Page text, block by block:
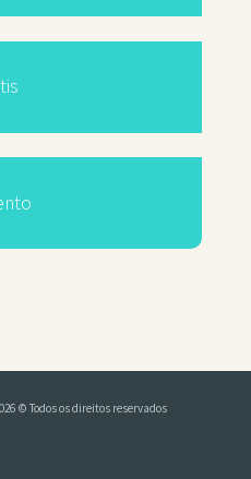
© Todos os direitos reservados